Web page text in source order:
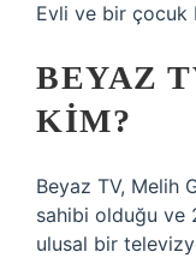
Evli ve bir çocuk
BEYAZ
KIM?
Beyaz TV, Melih
sahibi olduğu ve
ulusal bir